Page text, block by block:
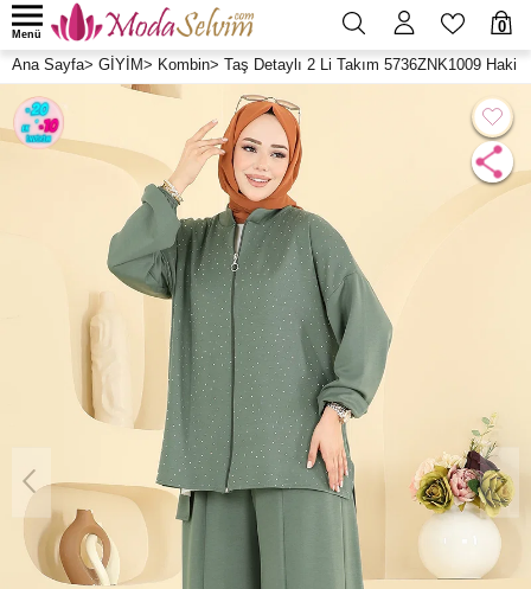
0
Menü
Ana Sayfa> GİYİM> Kombin> Taş Detaylı 2 Li Takım 5736ZNK1009 Haki